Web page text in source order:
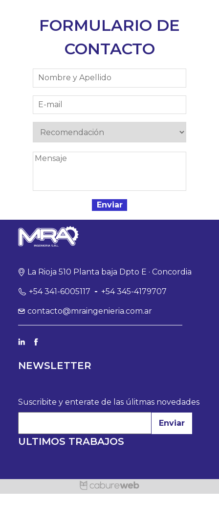
FORMULARIO DE
CONTACTO
La Rioja 510 Planta baja Dpto E · Concordia
+54 341-6005117 - +54 345-4179707
contacto@mraingenieria.com.ar
NEWSLETTER
Suscribite y enterate de las úlitmas novedades
Enviar
ULTIMOS TRABAJOS